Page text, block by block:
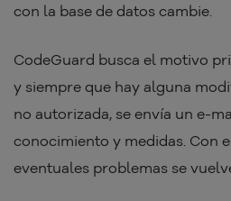
con la base de datos cambie.
CodeGuard busca el motivo
y siempre que hay alguna
no autorizada, se envía un e-
conocimiento y medidas. Con
eventuales problemas se